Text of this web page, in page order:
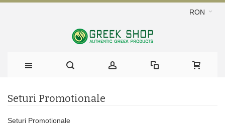
RON
Seturi Promotionale
Seturi Promotionale